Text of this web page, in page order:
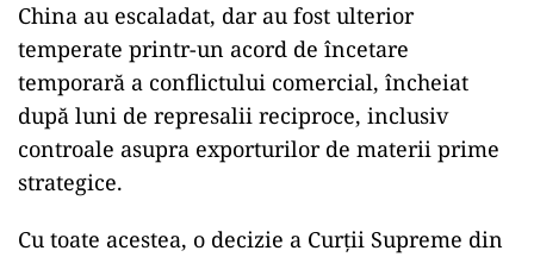
China au escaladat, dar au fost ulterior
temperate printr-un acord de încetare
temporară a conflictului comercial, încheiat
după luni de represalii reciproce, inclusiv
controale asupra exporturilor de materii prime
strategice.
Cu toate acestea, o decizie a Curții Supreme din